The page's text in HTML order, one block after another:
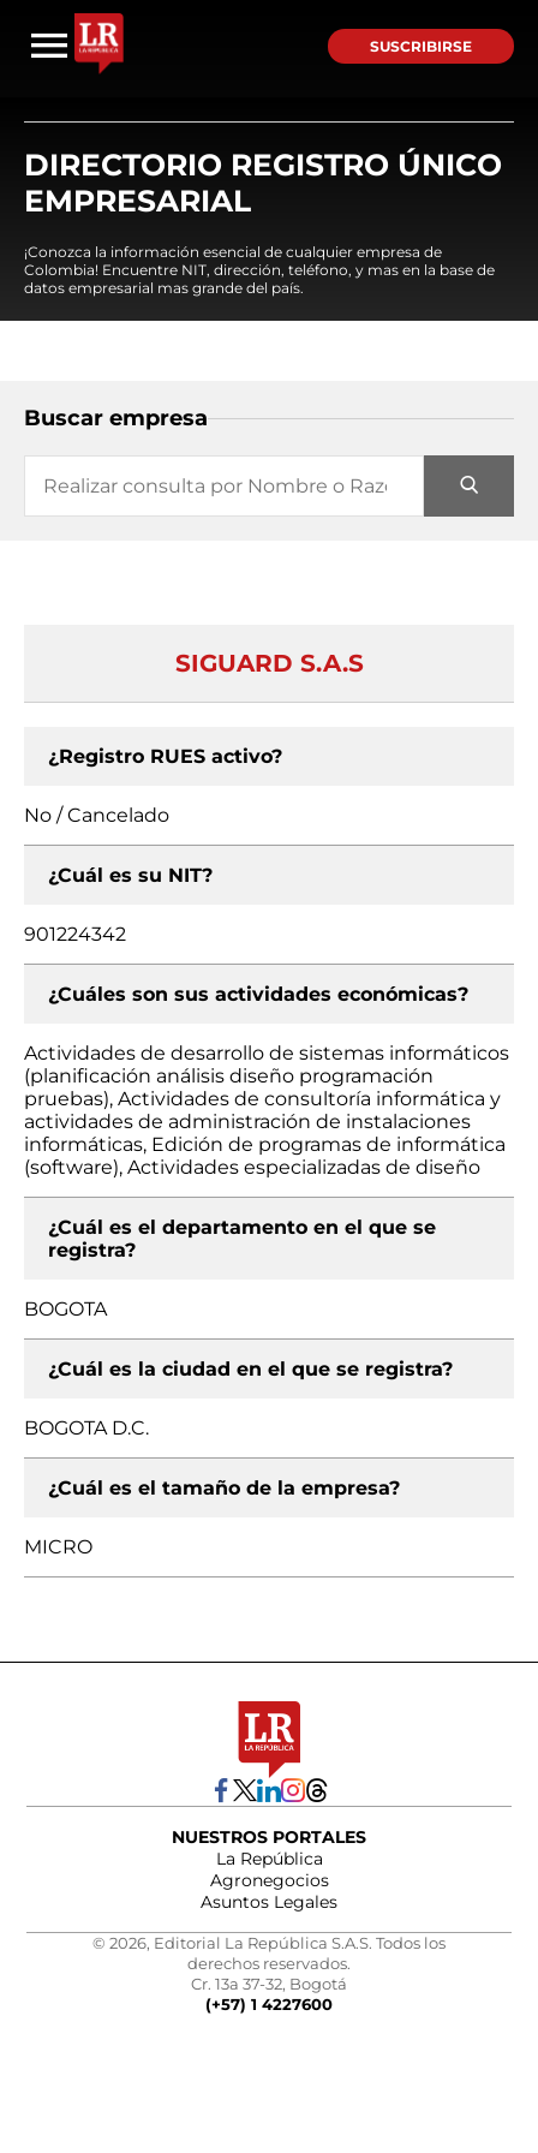
SUSCRIBIRSE
DIRECTORIO REGISTRO ÚNICO
EMPRESARIAL
¡Conozca la información esencial de cualquier empresa de
Colombia! Encuentre NIT, dirección, teléfono, y mas en la base de
datos empresarial mas grande del país.
Buscar empresa
SIGUARD S.A.S
¿Registro RUES activo?
No / Cancelado
¿Cuál es su NIT?
901224342
¿Cuáles son sus actividades económicas?
Actividades de desarrollo de sistemas informáticos
(planificación análisis diseño programación
pruebas), Actividades de consultoría informática y
actividades de administración de instalaciones
informáticas, Edición de programas de informática
(software), Actividades especializadas de diseño
¿Cuál es el departamento en el que se
registra?
BOGOTA
¿Cuál es la ciudad en el que se registra?
BOGOTA D.C.
¿Cuál es el tamaño de la empresa?
MICRO
NUESTROS PORTALES
La República
Agronegocios
Asuntos Legales
© 2026, Editorial La República S.A.S. Todos los
derechos reservados.
Cr. 13a 37-32, Bogotá
(+57) 1 4227600